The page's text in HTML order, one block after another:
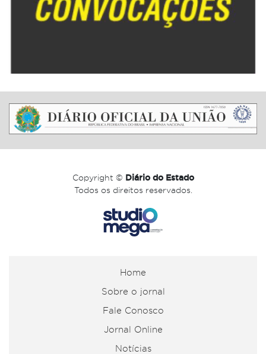
Copyright © Diário do Estado
Todos os direitos reservados.
Home
Sobre o jornal
Fale Conosco
Jornal Online
Notícias